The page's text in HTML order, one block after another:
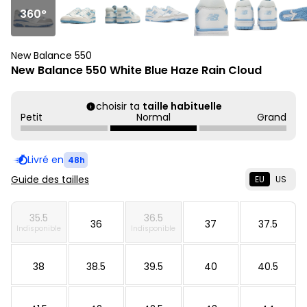
360°
New Balance 550
New Balance 550 White Blue Haze Rain Cloud
choisir ta taille habituelle
Petit
Normal Grand
Livré en 48h
Guide des tailles EU US
35.5
Indisponible 36 36.5
Indisponible 37 37.5
38 38.5 39.5 40 40.5